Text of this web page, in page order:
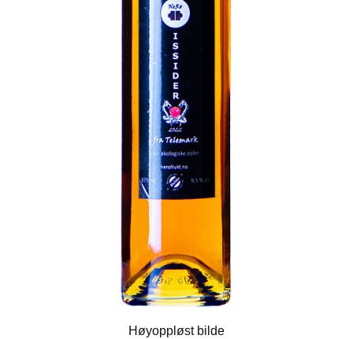
Høyoppløst bilde